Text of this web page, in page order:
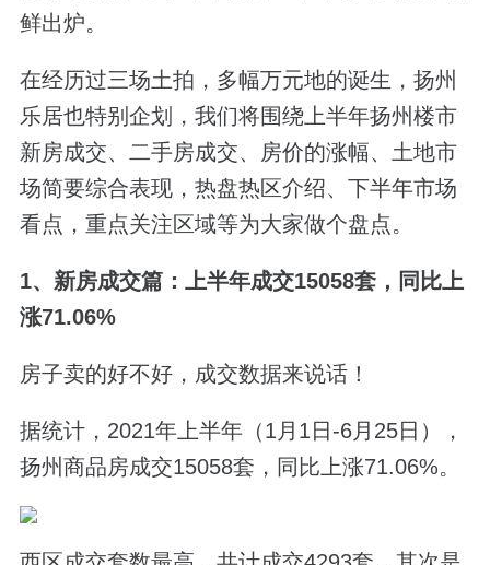
鲜出炉。
在经历过三场土拍，多幅万元地的诞生，扬州
乐居也特别企划，我们将围绕上半年扬州楼市
新房成交、二手房成交、房价的涨幅、土地市
场简要综合表现，热盘热区介绍、下半年市场
看点，重点关注区域等为大家做个盘点。
1、新房成交篇：上半年成交15058套，同比上
涨71.06%
房子卖的好不好，成交数据来说话！
据统计，2021年上半年（1月1日-6月25日），
扬州商品房成交15058套，同比上涨71.06%。